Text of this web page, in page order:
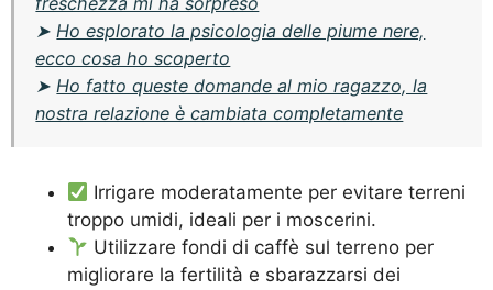
➤Ho esplorato la psicologia delle piume nere,
ecco cosa ho scoperto
➤Ho fatto queste domande al mio ragazzo, la
nostra relazione è cambiata completamente
Irrigare moderatamente per evitare terreni
troppo umidi, ideali per i moscerini.
Utilizzare fondi di caffè sul terreno per
migliorare la fertilità e sbarazzarsi dei